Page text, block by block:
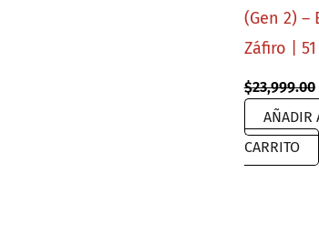
(Gen 2) –
Záfiro |
$23,999.00
AÑADIR
CARRITO